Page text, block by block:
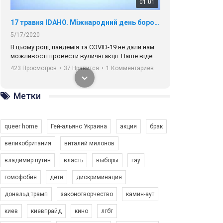
01:01
17 травня IDAHO. Міжнародний день боротьби з гомофобією трансфобією і біфобія.
5/17/2020
В цьому році, пандемія та COVІD-19 не дали нам
можливості провести вуличні акції. Наше відео-
звернення про те, що навіть коли ми у різних
містах та не можемо зустрінеться, ми разом. Ми
закликаємо всіх хто поділяє цінності рівності та
солідарності, приєднатися до нас. Регіональні
підрозділи ГАУ є в 16 областях України.
423 Просмотров • 37 Нравится • 1 Комментариев
Зупинимо насильство проти ЛГБТ в Україні! Stop violence against LGBT in Ukraine!
Емоційний та вражаючий промо-ролік на
Метки
queer home Гей-альянс Украина акция брак
великобритания виталий милонов
владимир путин власть выборы гау
гомофобия дети дискриминация
дональд трамп законотворчество камин-аут
киев киевпрайд кино лгбт